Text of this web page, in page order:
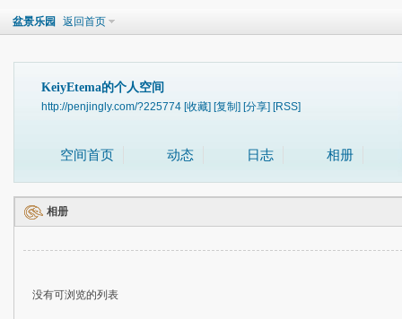
盆景乐园 返回首页
KeiyEtema的个人空间
http://penjingly.com/?225774 [收藏] [复制] [分享] [RSS]
空间首页 动态 日志 相册
相册
没有可浏览的列表